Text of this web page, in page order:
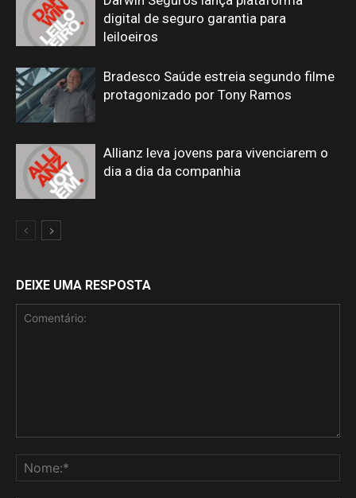
digital de seguro garantia para
leiloeiros
Bradesco Saúde estreia segundo filme
protagonizado por Tony Ramos
Allianz leva jovens para vivenciarem o
dia a dia da companhia
DEIXE UMA RESPOSTA